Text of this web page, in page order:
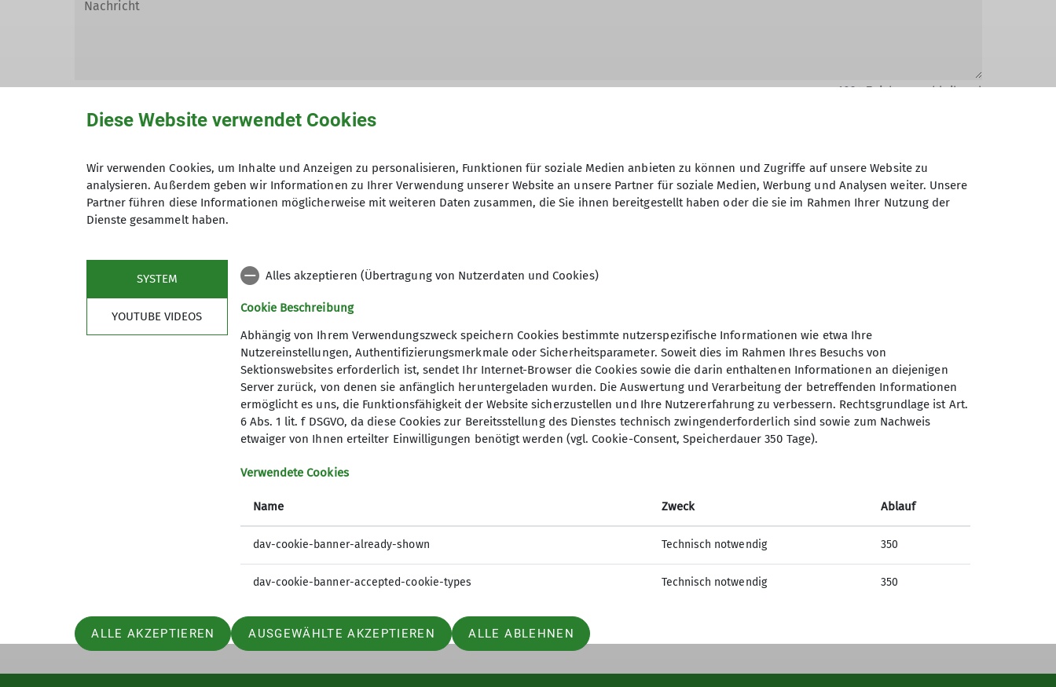
1024Zeichen verbleibend
Hiermit bestätige ich die Kenntnisnahme der Datenschutzerklärung *
Hiermit erkläre ich mich einverstanden, dass meine in das Kontaktformular eingegebenen Daten elektronisch gesichert und zum
*
Mit (*) markierte Felder sind Pflichtfelder
Sektion
Mitglied werden
Sandkästle
Gruppen
Ortsgruppe Nordrach
Sportgruppe
Sektion Offenburg des
Deutschen Alpenvereins e.V.
Telefon +497819709190
Diese Website verwendet Cookies
Wir verwenden Cookies, um Inhalte und Anzeigen zu personalisieren, Funktionen für soziale Medien anbieten zu können und Zugriffe auf unsere Website zu
analysieren. Außerdem geben wir Informationen zu Ihrer Verwendung unserer Website an unsere Partner für soziale Medien, Werbung und Analysen weiter. Unsere
Partner führen diese Informationen möglicherweise mit weiteren Daten zusammen, die Sie ihnen bereitgestellt haben oder die sie im Rahmen Ihrer Nutzung der
Dienste gesammelt haben.
SYSTEM
YOUTUBE VIDEOS
Alles akzeptieren (Übertragung von Nutzerdaten und Cookies)
Cookie Beschreibung
Abhängig von Ihrem Verwendungszweck speichern Cookies bestimmte nutzerspezifische Informationen wie etwa Ihre
Nutzereinstellungen, Authentifizierungsmerkmale oder Sicherheitsparameter. Soweit dies im Rahmen Ihres Besuchs von
Sektionswebsites erforderlich ist, sendet Ihr Internet-Browser die Cookies sowie die darin enthaltenen Informationen an diejenigen
Server zurück, von denen sie anfänglich heruntergeladen wurden. Die Auswertung und Verarbeitung der betreffenden Informationen
ermöglicht es uns, die Funktionsfähigkeit der Website sicherzustellen und Ihre Nutzererfahrung zu verbessern. Rechtsgrundlage ist Art.
6 Abs. 1 lit. f DSGVO, da diese Cookies zur Bereitsstellung des Dienstes technisch zwingenderforderlich sind sowie zum Nachweis
etwaiger von Ihnen erteilter Einwilligungen benötigt werden (vgl. Cookie-Consent, Speicherdauer 350 Tage).
Verwendete Cookies
Name Zweck Ablauf
dav-cookie-banner-already-shown Technisch notwendig 350
dav-cookie-banner-accepted-cookie-types Technisch notwendig 350
ALLE AKZEPTIEREN AUSGEWÄHLTE AKZEPTIEREN ALLE ABLEHNEN